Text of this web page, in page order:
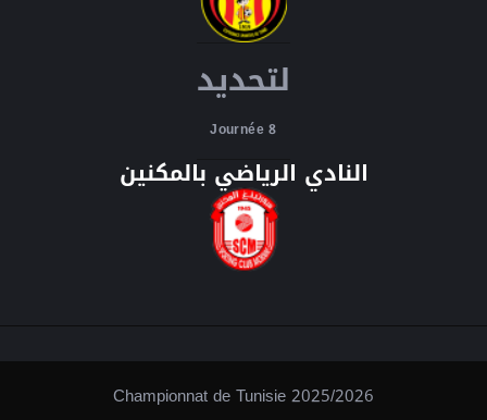
لتحديد
Journée 8
النادي الرياضي بالمكنين
Championnat de Tunisie 2025/2026